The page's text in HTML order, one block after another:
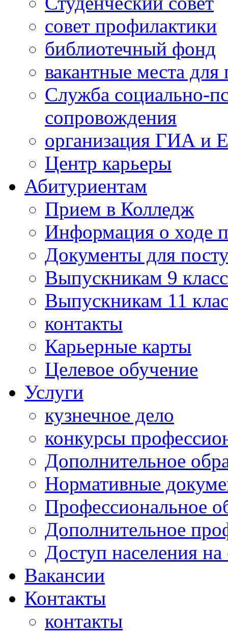
совет профилактики
библиотечный фонд
вакантные места
Служба социально-
сопровождения
организация ГИА и
Центр карьеры
Абитуриентам
Прием в Колледж
Информация о ходе
Документы для
Выпускникам 9
Выпускникам 11
контакты
Карьерные карты
Целевое обучение
Услуги
кузнечное дело
конкурсы
Дополнительное
Нормативные
Профессиональное
Дополнительное
Доступ населения
Вакансии
Контакты
контакты